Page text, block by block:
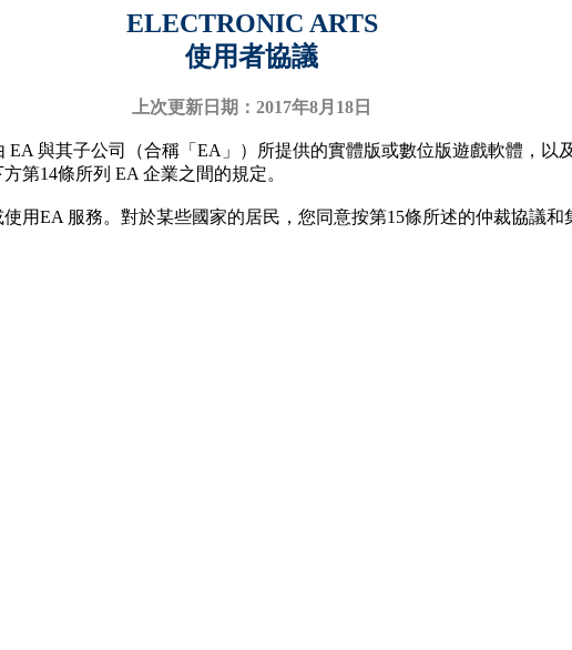
ELECTRONIC ARTS
使用者協議
上次更新日期：2017年8月18日
與其子公司（合稱「EA」）所提供的實體版或數位版遊戲軟體，以
第14條所列 EA 企業之間的規定。
用EA 服務。對於某些國家的居民，您同意按第15條所述的仲裁協議和